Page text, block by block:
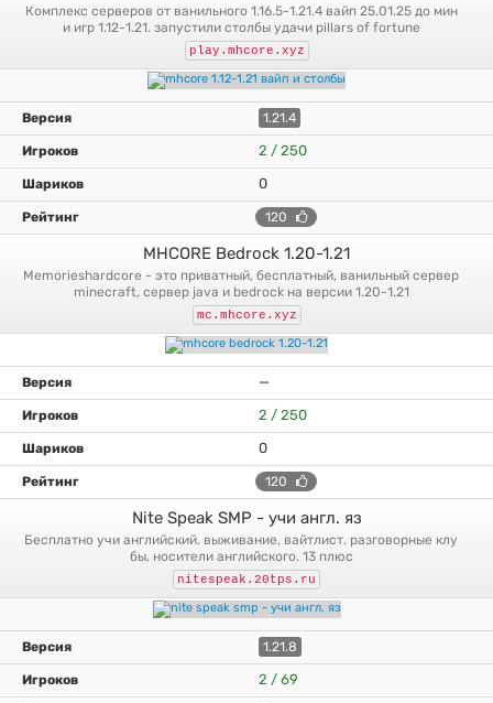
комплекс серверов от ванильного 1.16.5-1.21.4 вайп 25.01.25 до мин
и игр 1.12-1.21. запустили столбы удачи pillars of fortune
play.mhcore.xyz
1.21.4
2 / 250
0
120
MHCORE Bedrock 1.20-1.21
memorieshardcore - это приватный, бесплатный, ванильный сервер
minecraft, сервер java и bedrock на версии 1.20-1.21
mc.mhcore.xyz
—
2 / 250
0
120
Nite Speak SMP - учи англ. яз
бесплатно учи английский. выживание, вайтлист. разговорные клу
бы, носители английского. 13 плюс
nitespeak.20tps.ru
1.21.8
2 / 69